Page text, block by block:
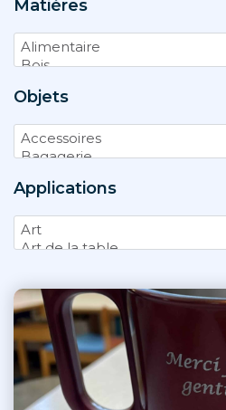
Matières
Objets
Applications